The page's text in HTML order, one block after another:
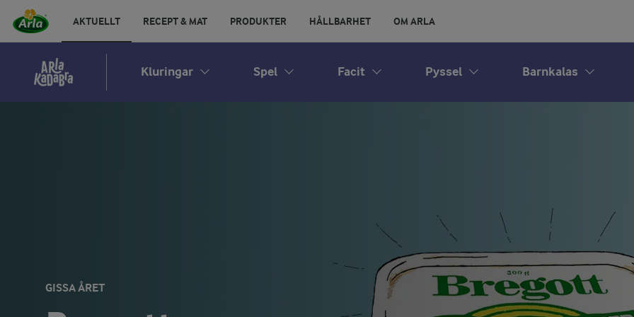
AKTUELLT RECEPT & MAT PRODUKTER HÅLLBARHET OM ARLA
Kluringar Spel Facit Pyssel Barnkalas
GISSA ÅRET